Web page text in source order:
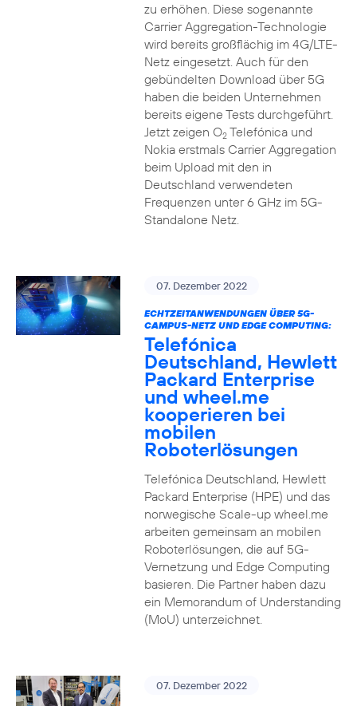
zu erhöhen. Diese sogenannte
Carrier Aggregation-Technologie
wird bereits großflächig im 4G/LTE-
Netz eingesetzt. Auch für den
gebündelten Download über 5G
haben die beiden Unternehmen
bereits eigene Tests durchgeführt.
Jetzt zeigen O2Telefónica und
Nokia erstmals Carrier Aggregation
beim Upload mit den in
Deutschland verwendeten
Frequenzen unter 6 GHz im 5G-
Standalone Netz.
07. Dezember 2022
ECHTZEITANWENDUNGEN ÜBER 5G-
CAMPUS-NETZ UND EDGE COMPUTING:
Telefónica
Deutschland, Hewlett
Packard Enterprise
und wheel.me
kooperieren bei
mobilen
Roboterlösungen
Telefónica Deutschland, Hewlett
Packard Enterprise (HPE) und das
norwegische Scale-up wheel.me
arbeiten gemeinsam an mobilen
Roboterlösungen, die auf 5G-
Vernetzung und Edge Computing
basieren. Die Partner haben dazu
ein Memorandum of Understanding
(MoU) unterzeichnet.
07. Dezember 2022